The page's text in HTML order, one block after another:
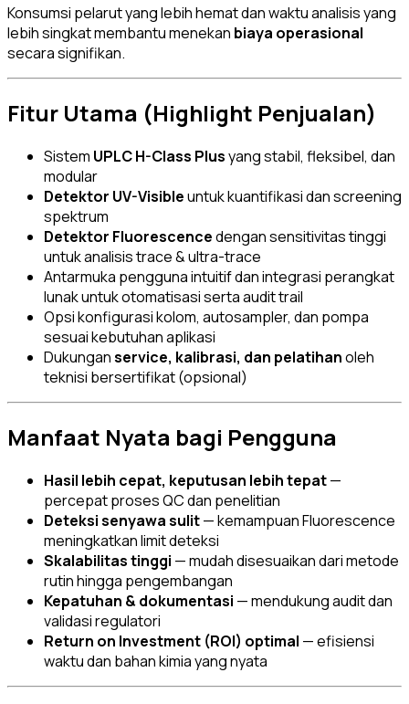
Konsumsi pelarut yang lebih hemat dan waktu analisis yang
lebih singkat membantu menekan biaya operasional
secara signifikan.
Fitur Utama (Highlight Penjualan)
Sistem UPLC H-Class Plusyang stabil, fleksibel, dan
modular
Detektor UV-Visibleuntuk kuantifikasi dan screening
spektrum
Detektor Fluorescencedengan sensitivitas tinggi
untuk analisis trace & ultra-trace
Antarmuka pengguna intuitif dan integrasi perangkat
lunak untuk otomatisasi serta audit trail
Opsi konfigurasi kolom, autosampler, dan pompa
sesuai kebutuhan aplikasi
Dukunganservice, kalibrasi, dan pelatihanoleh
teknisi bersertifikat (opsional)
Manfaat Nyata bagi Pengguna
Hasil lebih cepat, keputusan lebih tepat—
percepat proses QC dan penelitian
Deteksi senyawa sulit— kemampuan Fluorescence
meningkatkan limit deteksi
Skalabilitas tinggi — mudah disesuaikan dari metode
rutin hingga pengembangan
Kepatuhan & dokumentasi — mendukung audit dan
validasi regulatori
Return on Investment (ROI) optimal — efisiensi
waktu dan bahan kimia yang nyata